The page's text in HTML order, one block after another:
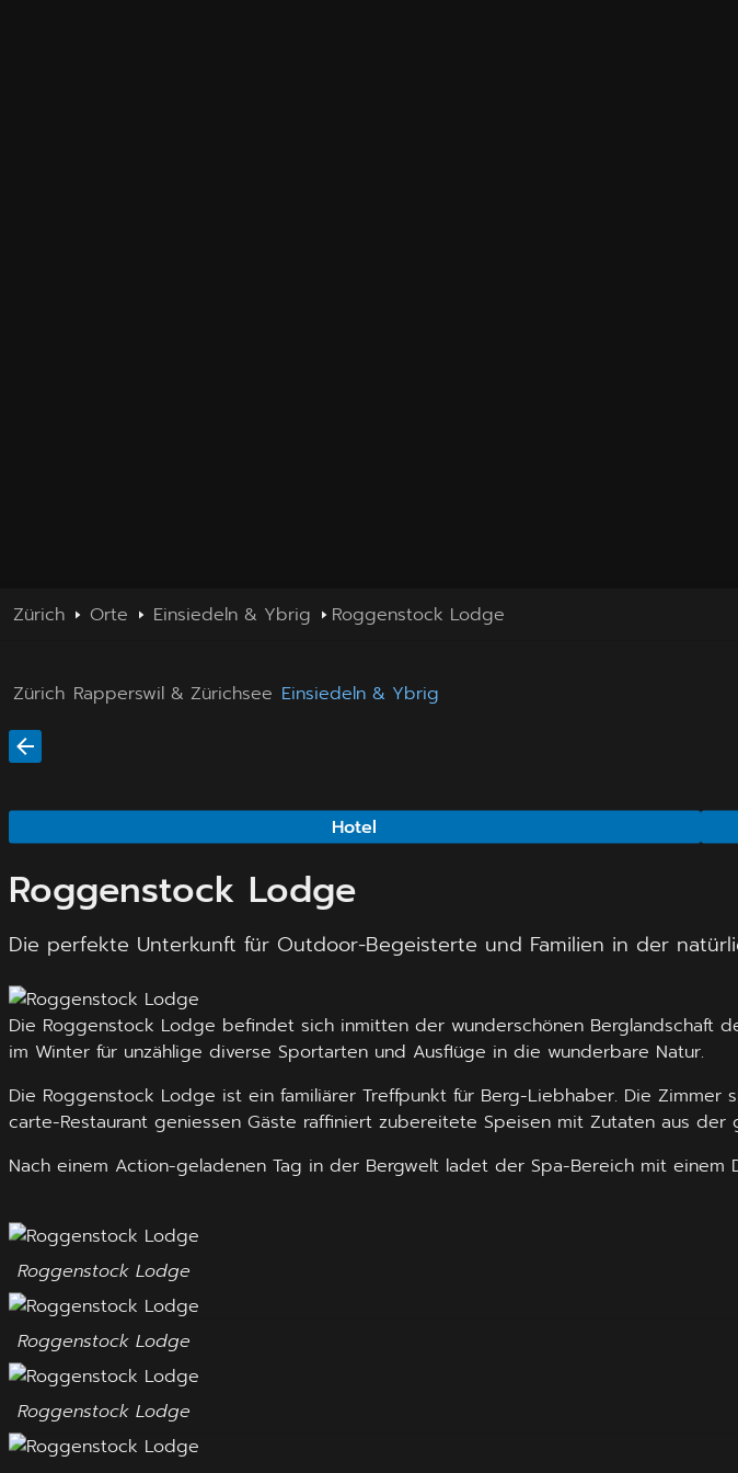
Zürich Orte Einsiedeln & Ybrig Roggenstock Lodge
Zürich Rapperswil & Zürichsee Einsiedeln & Ybrig
Hotel
Roggenstock Lodge
Die perfekte Unterkunft für Outdoor-Begeisterte und Familien in der
Die Roggenstock Lodge befindet sich inmitten der wunderschönen Berglandschaft
im Winter für unzählige diverse Sportarten und Ausflüge in die wunderbare Natur.
Die Roggenstock Lodge ist ein familiärer Treffpunkt für Berg-Liebhaber. Die
carte-Restaurant geniessen Gäste raffiniert zubereitete Speisen mit Zutaten aus der
Nach einem Action-geladenen Tag in der Bergwelt ladet der Spa-Bereich mit einem
Roggenstock Lodge
Roggenstock Lodge
Roggenstock Lodge